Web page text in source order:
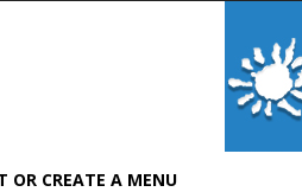
OR CREATE A MENU